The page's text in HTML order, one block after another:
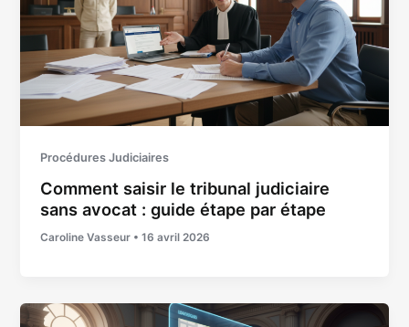
Procédures Judiciaires
Comment saisir le tribunal judiciaire
sans avocat : guide étape par étape
Caroline Vasseur •16 avril 2026